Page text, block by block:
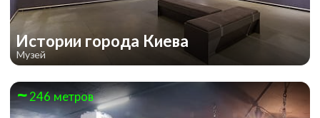
Истории города Киева
Музей
246 метров